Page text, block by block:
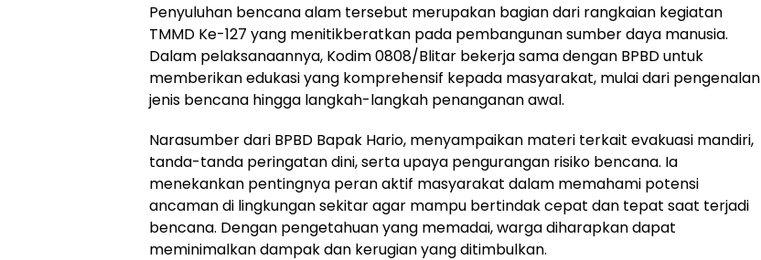
Penyuluhan bencana alam tersebut merupakan bagian dari rangkaian kegiatan
TMMD Ke-127 yang menitikberatkan pada pembangunan sumber daya manusia.
Dalam pelaksanaannya, Kodim 0808/Blitar bekerja sama dengan BPBD untuk
memberikan edukasi yang komprehensif kepada masyarakat, mulai dari pengenalan
jenis bencana hingga langkah-langkah penanganan awal.
Narasumber dari BPBD Bapak Hario, menyampaikan materi terkait evakuasi mandiri,
tanda-tanda peringatan dini, serta upaya pengurangan risiko bencana. Ia
menekankan pentingnya peran aktif masyarakat dalam memahami potensi
ancaman di lingkungan sekitar agar mampu bertindak cepat dan tepat saat terjadi
bencana. Dengan pengetahuan yang memadai, warga diharapkan dapat
meminimalkan dampak dan kerugian yang ditimbulkan.